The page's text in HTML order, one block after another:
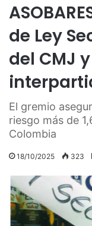
de Ley
del CMJ
El gremio
riesgo más de
Colombia
18/10/2025 323